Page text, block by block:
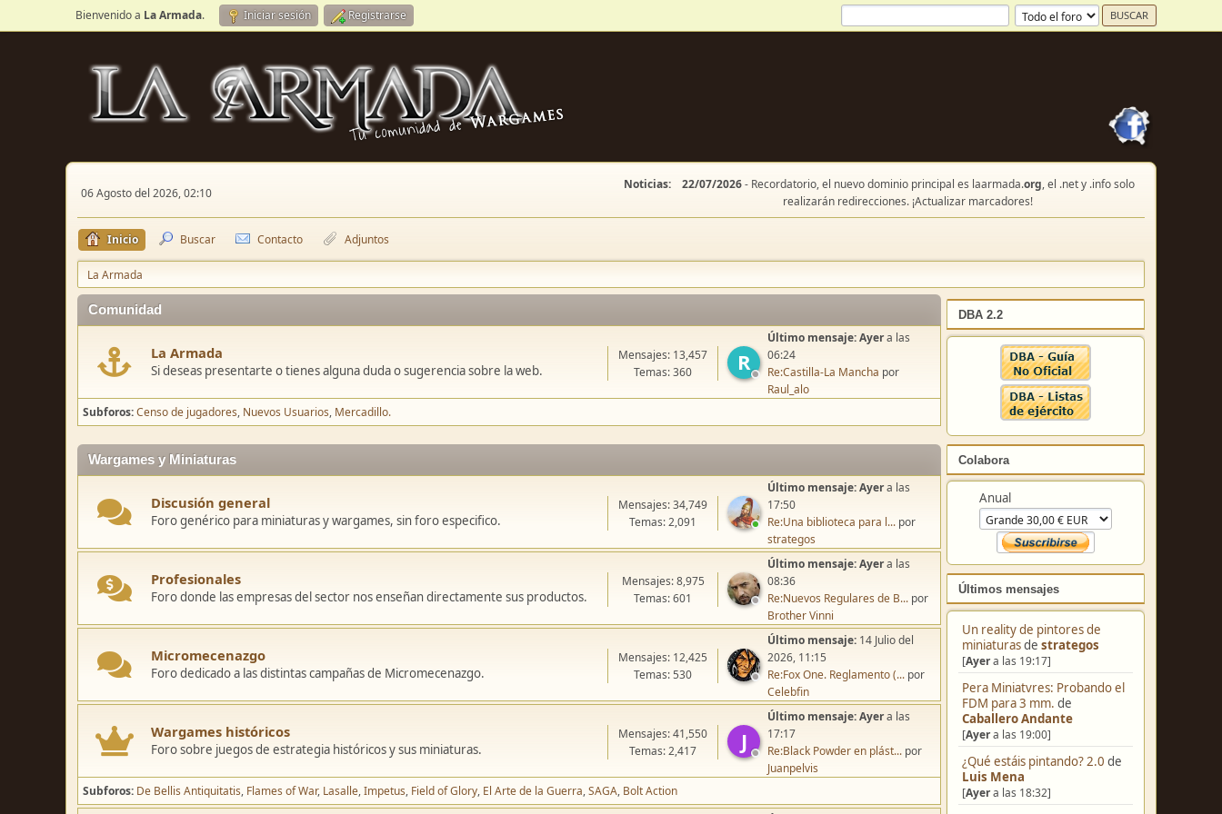
Bienvenido a La Armada. Iniciar sesión Registrarse
06 Agosto del 2026, 02:10
Noticias: 22/07/2026- Recordatorio, el nuevo dominio principal es laarmada.org, el .net y .info solo
realizarán redirecciones. ¡Actualizar marcadores!
Inicio Buscar Contacto Adjuntos
La Armada
DBA 2.2
Colabora
Anual
Últimos mensajes
Un reality de pintores de
miniaturasde strategos
[Ayera las 19:17]
Pera Miniatvres: Probando el
FDM para 3 mm. de
Caballero Andante
[Ayera las 19:00]
¿Qué estáis pintando? 2.0 de
Luis Mena
[Ayera las 18:32]
Comunidad
R
La Armada
Si deseas presentarte o tienes alguna duda o sugerencia sobre la web.
Mensajes: 13,457
Temas: 360
Último mensaje:Ayera las
06:24
Re:Castilla-La Mancha por
Raul_alo
Subforos Censo de jugadores Nuevos Usuarios Mercadillo.
Wargames y Miniaturas
Discusión general
Foro genérico para miniaturas y wargames, sin foro especifico.
Mensajes: 34,749
Temas: 2,091
Último mensaje:Ayera las
17:50
Re:Una biblioteca para l... por
strategos
Profesionales
Foro donde las empresas del sector nos enseñan directamente sus productos.
Mensajes: 8,975
Temas: 601
Último mensaje:Ayera las
08:36
Re:Nuevos Regulares de B... por
Brother Vinni
Micromecenazgo
Foro dedicado a las distintas campañas de Micromecenazgo.
Mensajes: 12,425
Temas: 530
Último mensaje: 14 Julio del
2026, 11:15
Re:Fox One. Reglamento (... por
Celebfin
J
Wargames históricos
Foro sobre juegos de estrategia históricos y sus miniaturas.
Mensajes: 41,550
Temas: 2,417
Último mensaje:Ayera las
17:17
Re:Black Powder en plást... por
Juanpelvis
Subforos De Bellis Antiquitatis Flames of War Lasalle Impetus Field of Glory El Arte de la Guerra SAGA Bolt Action